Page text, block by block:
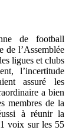
de football
de l’Assemblée
ligues et clubs
l’incertitude
assuré les
a bien
membres de la
à réunir la
voix sur les 55